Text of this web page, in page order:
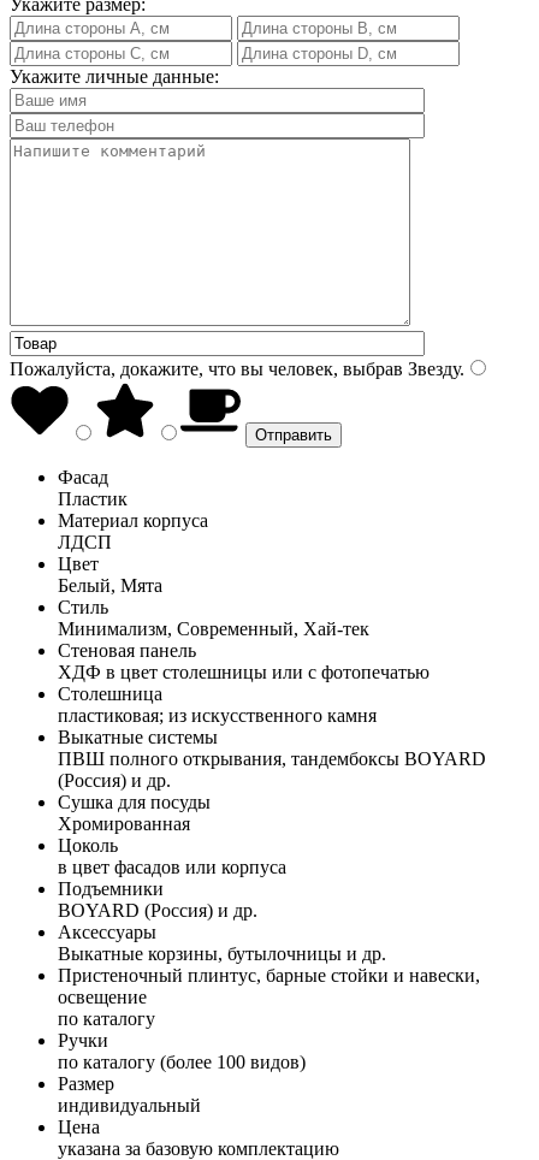
Укажите личные данные:
Пожалуйста, докажите, что вы человек, выбрав Звезду.
Фасад
Пластик
Материал корпуса
ЛДСП
Цвет
Белый, Мята
Стиль
Минимализм, Современный, Хай-тек
Стеновая панель
ХДФ в цвет столешницы или с фотопечатью
Столешница
пластиковая; из искусственного камня
Выкатные системы
ПВШ полного открывания, тандембоксы BOYARD
(Россия) и др.
Сушка для посуды
Хромированная
Цоколь
в цвет фасадов или корпуса
Подъемники
BOYARD (Россия) и др.
Аксессуары
Выкатные корзины, бутылочницы и др.
Пристеночный плинтус, барные стойки и навески,
освещение
по каталогу
Ручки
по каталогу (более 100 видов)
Размер
индивидуальный
Цена
указана за базовую комплектацию